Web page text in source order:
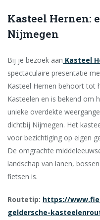
Kasteel Hernen:
Nijmegen
Bij je bezoek aan Kasteel
spectaculaire presentatie
Kasteel Hernen behoort tot
Kasteelen en is bekend om
unieke overdekte
dichtbij Nijmegen. Het
voor bezichtiging op eigen
De omgrachte
landschap van lanen,
fietsen is.
Routetip: https://
geldersche-